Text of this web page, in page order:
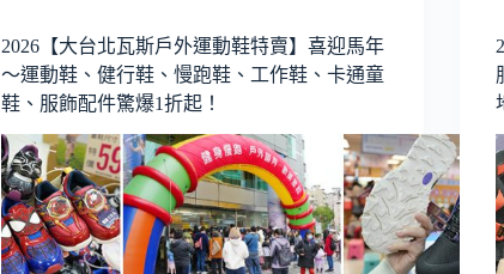
2026【大台北瓦斯戶外運動鞋特賣】喜迎馬年
～運動鞋、健行鞋、慢跑鞋、工作鞋、卡通童
鞋、服飾配件驚爆1折起！